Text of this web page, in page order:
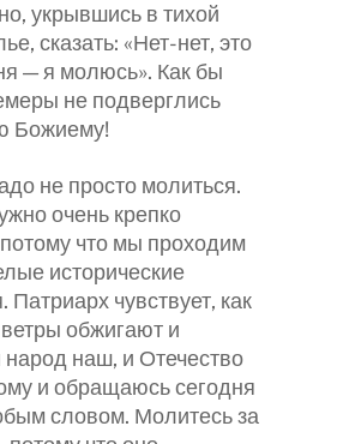
укрывшись в тихой
сказать: «Нет-нет, это
— я молюсь». Как бы
не подверглись
Божиему!
не просто молиться.
очень крепко
что мы проходим
исторические
Патриарх чувствует, как
обжигают и
народ наш, и Отечество
и обращаюсь сегодня
словом. Молитесь за